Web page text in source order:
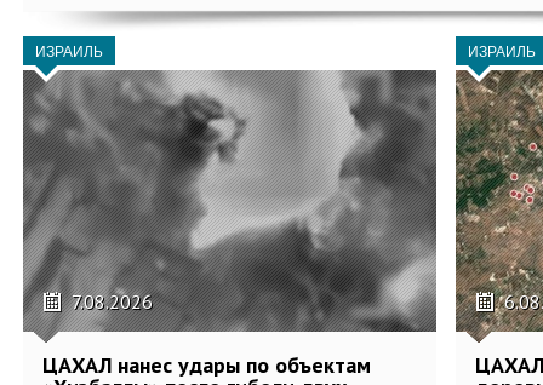
ИЗРАИЛЬ
7.08.2026
ЦАХАЛ нанес удары по объектам
ИЗРАИЛЬ